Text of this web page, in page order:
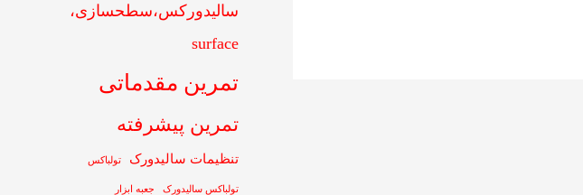
سالیدورکس،سطحسازی،
surface
تمرین مقدماتی
تمرین پیشرفته
تنظیمات سالیدورک تولباکس
تولباکس سالیدورک جعبه ابزار